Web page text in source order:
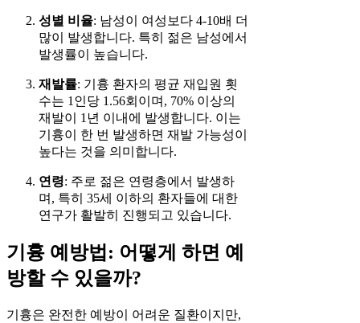
성별 비율: 남성이 여성보다 4-10배 더
많이 발생합니다. 특히 젊은 남성에서
발생률이 높습니다.
재발률: 기흉 환자의 평균 재입원 횟
수는 1인당 1.56회이며, 70% 이상의
재발이 1년 이내에 발생합니다. 이는
기흉이 한 번 발생하면 재발 가능성이
높다는 것을 의미합니다.
연령: 주로 젊은 연령층에서 발생하
며, 특히 35세 이하의 환자들에 대한
연구가 활발히 진행되고 있습니다.
기흉 예방법: 어떻게 하면 예
방할 수 있을까?
기흉은 완전한 예방이 어려운 질환이지만,